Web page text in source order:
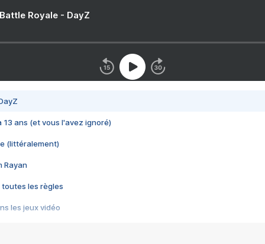
Royale - DayZ
13 ans (et vous l'avez ignoré)
(littéralement)
Rayan
toutes les règles
les jeux vidéo